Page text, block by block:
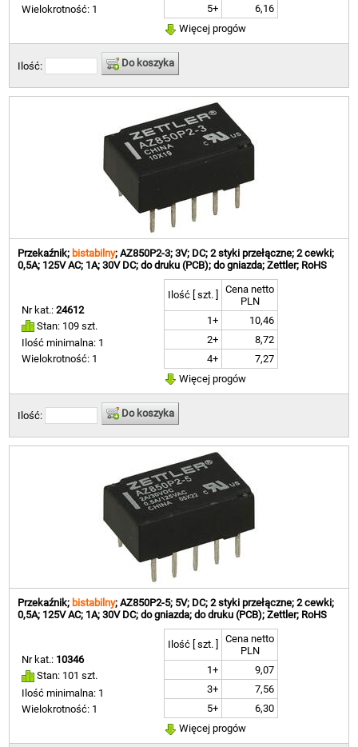
Wielokrotność: 1
5+
6,16
Więcej progów
Ilość: Do koszyka
Przekaźnik; bistabilny; AZ850P2-3; 3V; DC; 2 styki przełączne; 2 cewki;
0,5A; 125V AC; 1A; 30V DC; do druku (PCB); do gniazda; Zettler; RoHS
Nr kat.:24612
Stan: 109 szt.
Ilość minimalna: 1
Wielokrotność: 1
Ilość [ szt. ]
Cena netto
PLN
1+
10,46
2+
8,72
4+
7,27
Więcej progów
Ilość: Do koszyka
Przekaźnik; bistabilny; AZ850P2-5; 5V; DC; 2 styki przełączne; 2 cewki;
0,5A; 125V AC; 1A; 30V DC; do gniazda; do druku (PCB); Zettler; RoHS
Nr kat.: 10346
Stan: 101 szt.
Ilość minimalna: 1
Wielokrotność: 1
Ilość [ szt. ]
Cena netto
PLN
1+
9,07
3+
7,56
5+
6,30
Więcej progów